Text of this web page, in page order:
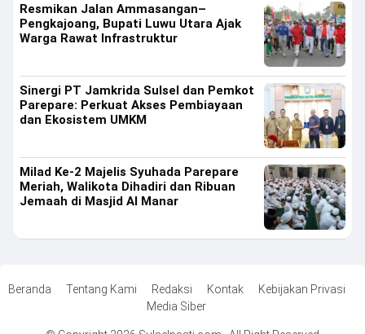
Resmikan Jalan Ammasangan–
Pengkajoang, Bupati Luwu Utara Ajak
Warga Rawat Infrastruktur
Sinergi PT Jamkrida Sulsel dan Pemkot
Parepare: Perkuat Akses Pembiayaan
dan Ekosistem UMKM
Milad Ke-2 Majelis Syuhada Parepare
Meriah, Walikota Dihadiri dan Ribuan
Jemaah di Masjid Al Manar
Beranda Tentang Kami Redaksi Kontak
Kebijakan Privasi
Media Siber